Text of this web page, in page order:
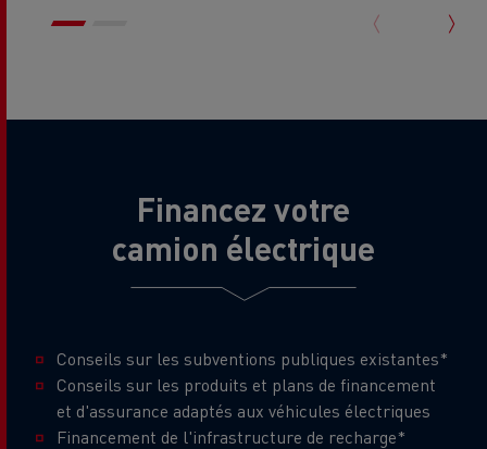
Financez votre
camion électrique
Conseils sur les subventions publiques existantes*
Conseils sur les produits et plans de financement
et d'assurance adaptés aux véhicules électriques
Financement de l'infrastructure de recharge*